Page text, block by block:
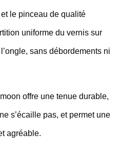
le pinceau de qualité
uniforme du vernis sur
sans débordements ni
offre une tenue durable,
s’écaille pas, et permet une
agréable.